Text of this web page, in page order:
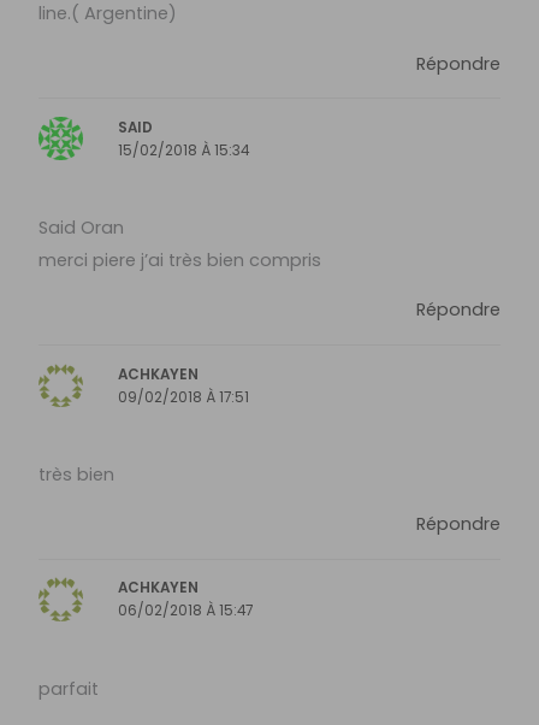
line.( Argentine)
Répondre
SAID
15/02/2018 À 15:34
Said Oran
merci piere j’ai très bien compris
Répondre
ACHKAYEN
09/02/2018 À 17:51
très bien
Répondre
ACHKAYEN
06/02/2018 À 15:47
parfait